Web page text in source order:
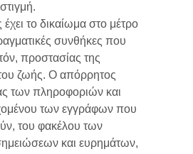
το δικαίωμα στο μέτρο
συνθήκες που
προστασίας της
του ζωής. Ο απόρρητος
των πληροφοριών και
των εγγράφων που
του φακέλου των
και ευρημάτων,